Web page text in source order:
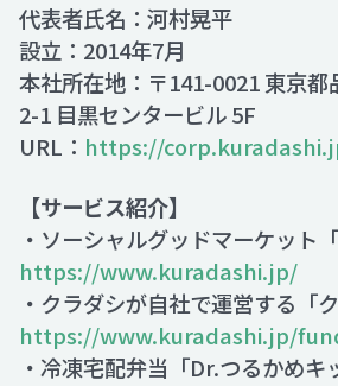
代表者氏名：河村晃平
設立：2014年7月
本社所在地：〒141-0021 東京都
2-1 目黒センタービル 5F
URL： https://
【サービス紹介】
・ソーシャルグッドマーケット
https://www.kuradashi.jp/
・クラダシが自社で運営する「
https://www.kuradashi.jp/
・冷凍宅配弁当「Dr.つるかめキ